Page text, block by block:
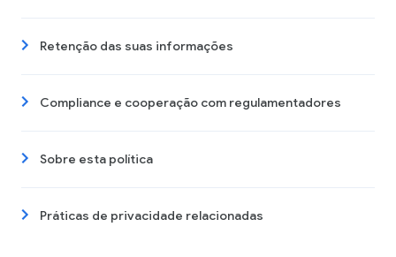
Retenção das suas informações
Compliance e cooperação com regulamentadores
Sobre esta política
Práticas de privacidade relacionadas